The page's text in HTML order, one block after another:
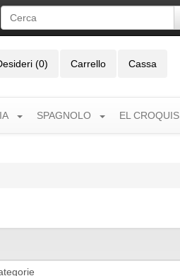
(0) Carrello Cassa
SPAGNOLO EL CROQUIS